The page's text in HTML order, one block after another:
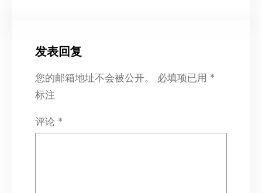
发表回复
您的邮箱地址不会被公开。 必填项已用 *
标注
评论 *